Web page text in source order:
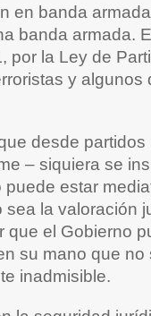
en banda
banda armada.
por la Ley de
y algunos
desde partidos
– siquiera se
estar
la valoración
que el Gobierno
su mano que no
inadmisible.